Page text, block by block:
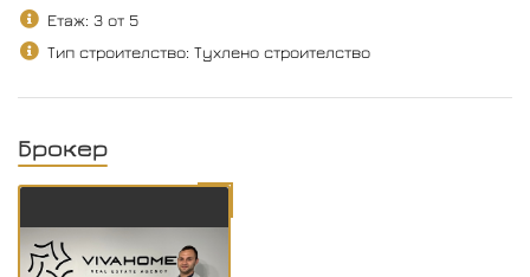
Етаж: 3 от 5
Тип строителство: Тухлено строителство
Брокер